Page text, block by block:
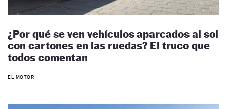
¿Por qué se ven vehículos aparcados al sol
con cartones en las ruedas? El truco que
todos comentan
EL MOTOR